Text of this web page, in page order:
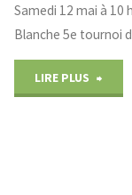
Samedi 12 mai à 10
Blanche 5e tournoi
LIRE PLUS